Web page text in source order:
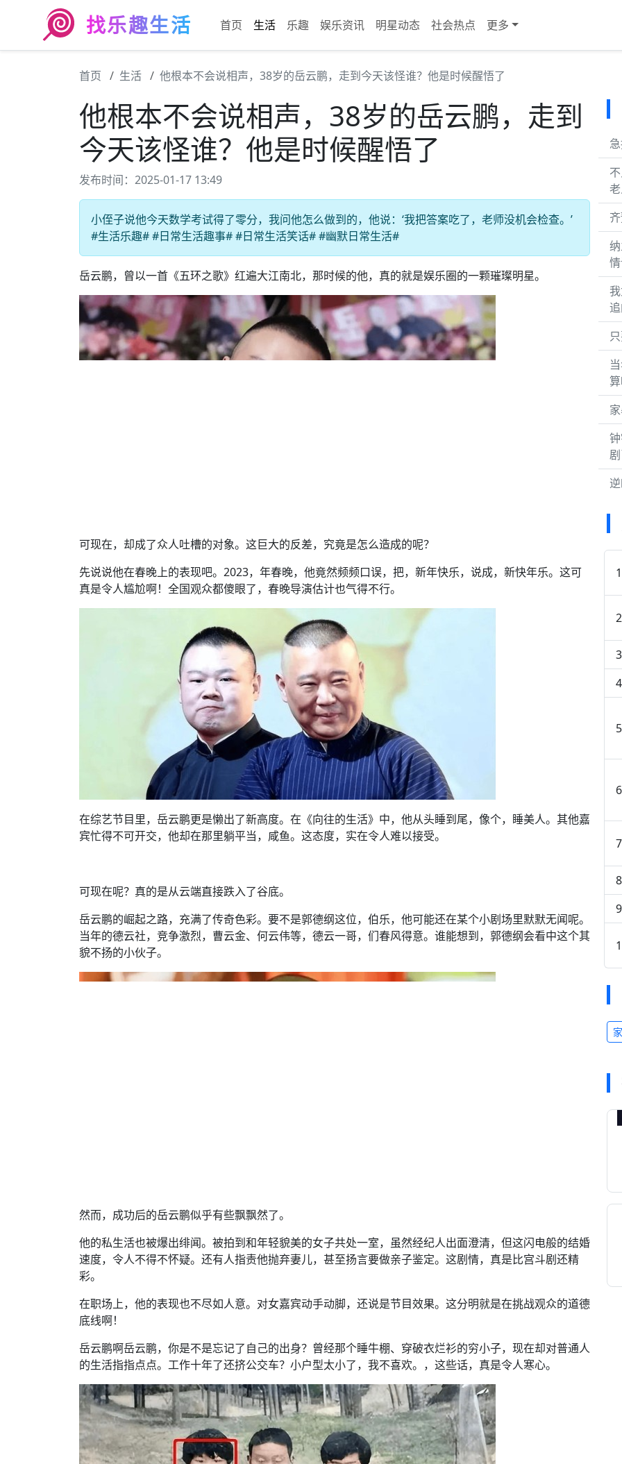
找乐趣生活 首页 生活 乐趣 娱乐资讯 明星动态 社会热点 更多
首页 生活 他根本不会说相声，38岁的岳云鹏，走到今天该怪谁？他是时候醒悟了
他根本不会说相声，38岁的岳云鹏，走到
今天该怪谁？他是时候醒悟了
发布时间：2025-01-17 13:49
小侄子说他今天数学考试得了零分，我问他怎么做到的，他说：‘我把答案吃了，老师没机会检查。’
#生活乐趣# #日常生活趣事# #日常生活笑话# #幽默日常生活#
岳云鹏，曾以一首《五环之歌》红遍大江南北，那时候的他，真的就是娱乐圈的一颗璀璨明星。
可现在，却成了众人吐槽的对象。这巨大的反差，究竟是怎么造成的呢？
先说说他在春晚上的表现吧。2023，年春晚，他竟然频频口误，把，新年快乐，说成，新快年乐。这可
真是令人尴尬啊！全国观众都傻眼了，春晚导演估计也气得不行。
在综艺节目里，岳云鹏更是懒出了新高度。在《向往的生活》中，他从头睡到尾，像个，睡美人。其他嘉
宾忙得不可开交，他却在那里躺平当，咸鱼。这态度，实在令人难以接受。
可现在呢？真的是从云端直接跌入了谷底。
岳云鹏的崛起之路，充满了传奇色彩。要不是郭德纲这位，伯乐，他可能还在某个小剧场里默默无闻呢。
当年的德云社，竞争激烈，曹云金、何云伟等，德云一哥，们春风得意。谁能想到，郭德纲会看中这个其
貌不扬的小伙子。
然而，成功后的岳云鹏似乎有些飘飘然了。
他的私生活也被爆出绯闻。被拍到和年轻貌美的女子共处一室，虽然经纪人出面澄清，但这闪电般的结婚
速度，令人不得不怀疑。还有人指责他抛弃妻儿，甚至扬言要做亲子鉴定。这剧情，真是比宫斗剧还精
彩。
在职场上，他的表现也不尽如人意。对女嘉宾动手动脚，还说是节目效果。这分明就是在挑战观众的道德
底线啊！
岳云鹏啊岳云鹏，你是不是忘记了自己的出身？曾经那个睡牛棚、穿破衣烂衫的穷小子，现在却对普通人
的生活指指点点。工作十年了还挤公交车？小户型太小了，我不喜欢。，这些话，真是令人寒心。